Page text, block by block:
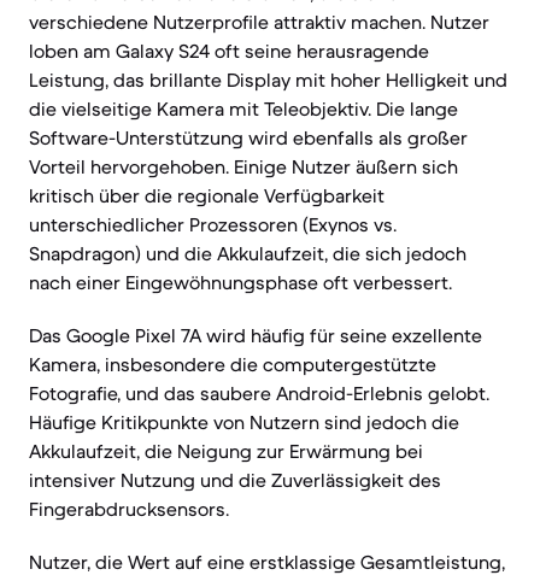
verschiedene Nutzerprofile attraktiv machen. Nutzer
loben am Galaxy S24 oft seine herausragende
Leistung, das brillante Display mit hoher Helligkeit und
die vielseitige Kamera mit Teleobjektiv. Die lange
Software-Unterstützung wird ebenfalls als großer
Vorteil hervorgehoben. Einige Nutzer äußern sich
kritisch über die regionale Verfügbarkeit
unterschiedlicher Prozessoren (Exynos vs.
Snapdragon) und die Akkulaufzeit, die sich jedoch
nach einer Eingewöhnungsphase oft verbessert.
Das Google Pixel 7A wird häufig für seine exzellente
Kamera, insbesondere die computergestützte
Fotografie, und das saubere Android-Erlebnis gelobt.
Häufige Kritikpunkte von Nutzern sind jedoch die
Akkulaufzeit, die Neigung zur Erwärmung bei
intensiver Nutzung und die Zuverlässigkeit des
Fingerabdrucksensors.
Nutzer, die Wert auf eine erstklassige Gesamtleistung,